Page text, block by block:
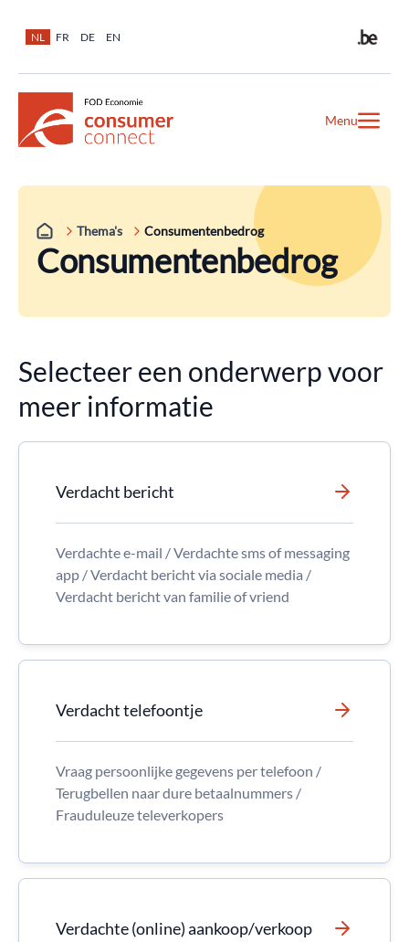
NL FR DE EN
Menu
Thema's Consumenten​bedrog
Consumentenbedrog
Selecteer een onderwerp voor
meer informatie
Verdacht bericht
Verdachte e-mail / Verdachte sms of messaging
app / Verdacht bericht via sociale media /
Verdacht bericht van familie of vriend
Verdacht telefoontje
Vraag persoonlijke gegevens per telefoon /
Terugbellen naar dure betaalnummers /
Frauduleuze televerkopers
Verdachte (online) aankoop/verkoop